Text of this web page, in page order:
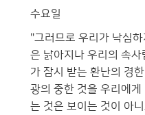
수요일
"그러므로 우리가 낙심
은 낡아지나 우리의 속사
가 잠시 받는 환난의 경
광의 중한 것을 우리에
는 것은 보이는 것이 아